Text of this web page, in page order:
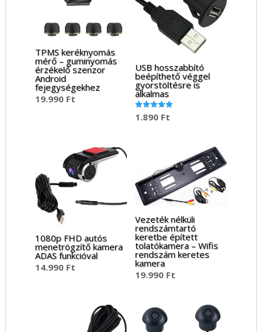
TPMS keréknyomás
mérő – guminyomás
érzékelő szenzor
Android
fejegységekhez
19.990 Ft
USB hosszabbító
beépíthető véggel
gyorstöltésre is
alkalmas
Értékelés:
5.00
1.890 Ft
1080p FHD autós
menetrögzítő kamera
ADAS funkcióval
14.990 Ft
Vezeték nélküli
rendszámtartó
keretbe épített
tolatókamera – Wifis
rendszám keretes
kamera
19.990 Ft